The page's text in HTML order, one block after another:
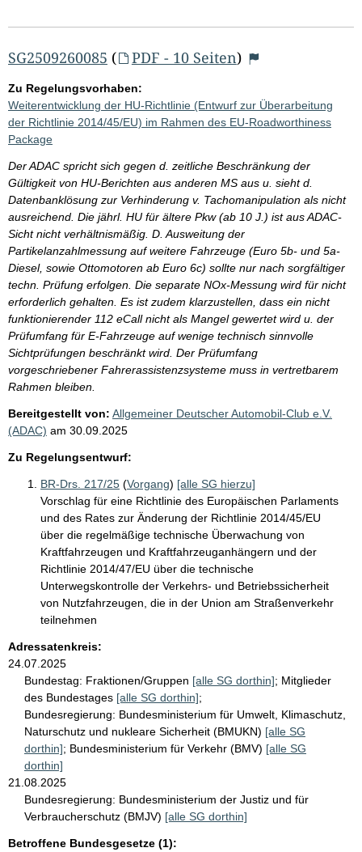
SG2509260085 ( PDF - 10 Seiten)
Zu Regelungsvorhaben:
Weiterentwicklung der HU-Richtlinie (Entwurf zur Überarbeitung
der Richtlinie 2014/45/EU) im Rahmen des EU-Roadworthiness
Package
Der ADAC spricht sich gegen d. zeitliche Beschränkung der
Gültigkeit von HU-Berichten aus anderen MS aus u. sieht d.
Datenbanklösung zur Verhinderung v. Tachomanipulation als nicht
ausreichend. Die jährl. HU für ältere Pkw (ab 10 J.) ist aus ADAC-
Sicht nicht verhältnismäßig. D. Ausweitung der
Partikelanzahlmessung auf weitere Fahrzeuge (Euro 5b- und 5a-
Diesel, sowie Ottomotoren ab Euro 6c) sollte nur nach sorgfältiger
techn. Prüfung erfolgen. Die separate NOx-Messung wird für nicht
erforderlich gehalten. Es ist zudem klarzustellen, dass ein nicht
funktionierender 112 eCall nicht als Mangel gewertet wird u. der
Prüfumfang für E-Fahrzeuge auf wenige technisch sinnvolle
Sichtprüfungen beschränkt wird. Der Prüfumfang
vorgeschriebener Fahrerassistenzsysteme muss in vertretbarem
Rahmen bleiben.
Bereitgestellt von: Allgemeiner Deutscher Automobil-Club e.V.
(ADAC) am 30.09.2025
Zu Regelungsentwurf:
BR-Drs. 217/25 (Vorgang) [alle SG hierzu]
Vorschlag für eine Richtlinie des Europäischen Parlaments
und des Rates zur Änderung der Richtlinie 2014/45/EU
über die regelmäßige technische Überwachung von
Kraftfahrzeugen und Kraftfahrzeuganhängern und der
Richtlinie 2014/47/EU über die technische
Unterwegskontrolle der Verkehrs- und Betriebssicherheit
von Nutzfahrzeugen, die in der Union am Straßenverkehr
teilnehmen
Adressatenkreis:
24.07.2025
Bundestag: Fraktionen/Gruppen [alle SG dorthin]; Mitglieder
des Bundestages [alle SG dorthin];
Bundesregierung: Bundesministerium für Umwelt, Klimaschutz,
Naturschutz und nukleare Sicherheit (BMUKN) [alle SG
dorthin]; Bundesministerium für Verkehr (BMV) [alle SG
dorthin]
21.08.2025
Bundesregierung: Bundesministerium der Justiz und für
Verbraucherschutz (BMJV) [alle SG dorthin]
Betroffene Bundesgesetze (1):